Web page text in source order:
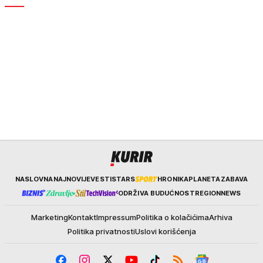
KurirNASLOVNANAJNOVIJEVESTISTARS HRONIKAPLANETAZABAVA
ODRŽIVA BUDUĆNOSTREGIONNEWS
MarketingKontaktImpressumPolitika o kolačićimaArhiva
Politika privatnostiUslovi korišćenja